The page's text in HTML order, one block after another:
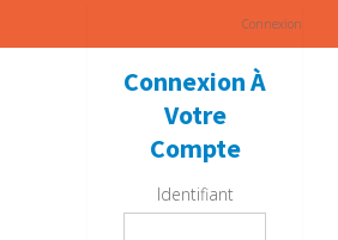
Connexion
Connexion À
Votre
Compte
Identifiant